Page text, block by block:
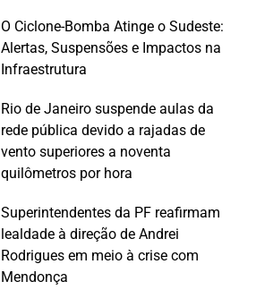
O Ciclone-Bomba Atinge o Sudeste:
Alertas, Suspensões e Impactos na
Infraestrutura
Rio de Janeiro suspende aulas da
rede pública devido a rajadas de
vento superiores a noventa
quilômetros por hora
Superintendentes da PF reafirmam
lealdade à direção de Andrei
Rodrigues em meio à crise com
Mendonça